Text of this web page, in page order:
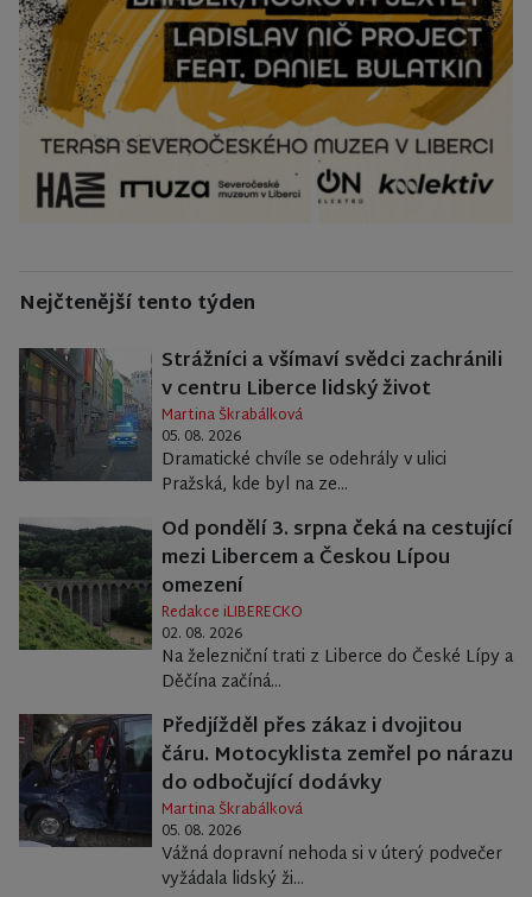
Nejčtenější tento týden
Strážníci a všímaví svědci zachránili
v centru Liberce lidský život
Martina Škrabálková
05. 08. 2026
Dramatické chvíle se odehrály v ulici
Pražská, kde byl na ze...
Od pondělí 3. srpna čeká na cestující
mezi Libercem a Českou Lípou
omezení
Redakce iLIBERECKO
02. 08. 2026
Na železniční trati z Liberce do České Lípy a
Děčína začíná...
Předjížděl přes zákaz i dvojitou
čáru. Motocyklista zemřel po nárazu
do odbočující dodávky
Martina Škrabálková
05. 08. 2026
Vážná dopravní nehoda si v úterý podvečer
vyžádala lidský ži...